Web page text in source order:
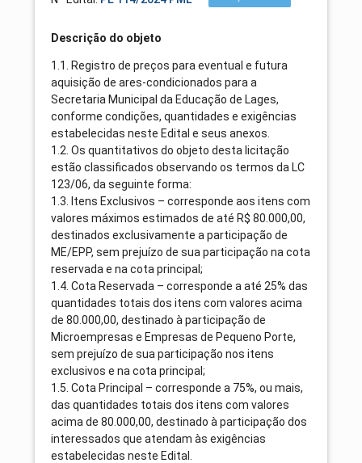
Descrição do objeto
1.1. Registro de preços para eventual e futura
aquisição de ares-condicionados para a
Secretaria Municipal da Educação de Lages,
conforme condições, quantidades e exigências
estabelecidas neste Edital e seus anexos.
1.2. Os quantitativos do objeto desta licitação
estão classificados observando os termos da LC
123/06, da seguinte forma:
1.3. Itens Exclusivos – corresponde aos itens com
valores máximos estimados de até R$ 80.000,00,
destinados exclusivamente a participação de
ME/EPP, sem prejuízo de sua participação na cota
reservada e na cota principal;
1.4. Cota Reservada – corresponde a até 25% das
quantidades totais dos itens com valores acima
de 80.000,00, destinado à participação de
Microempresas e Empresas de Pequeno Porte,
sem prejuízo de sua participação nos itens
exclusivos e na cota principal;
1.5. Cota Principal – corresponde a 75%, ou mais,
das quantidades totais dos itens com valores
acima de 80.000,00, destinado à participação dos
interessados que atendam às exigências
estabelecidas neste Edital.